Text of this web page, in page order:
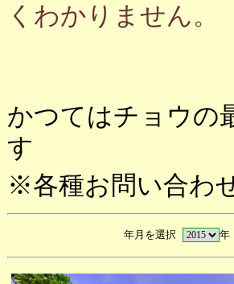
くわかりません。
かつてはチョウの
す
※各種お問い合わ
年月を選択 年